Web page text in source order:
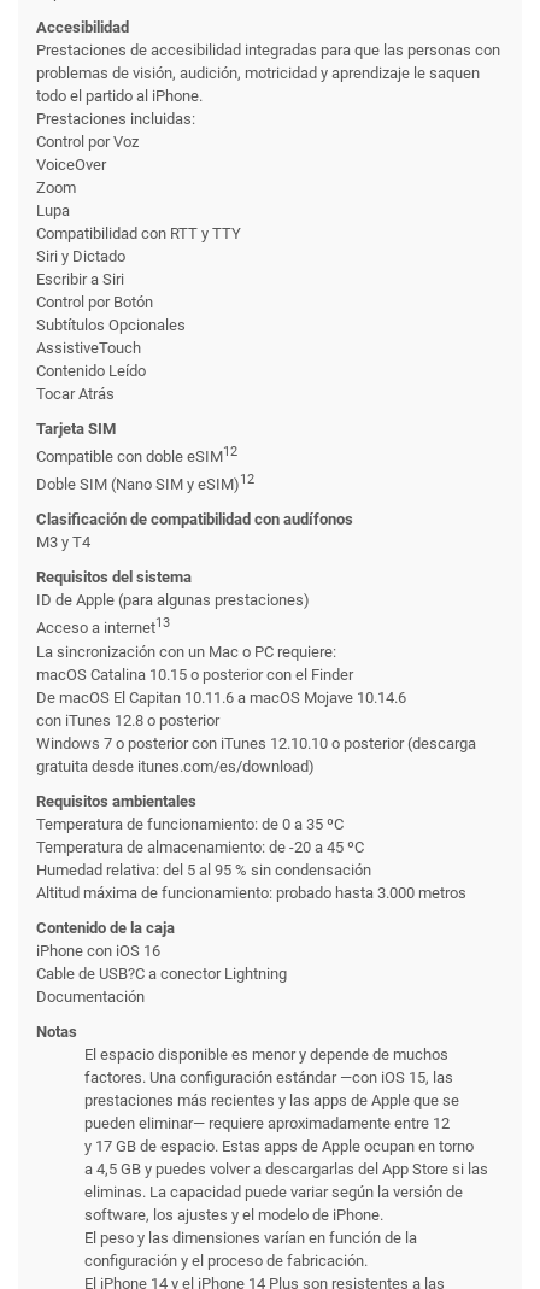
Accesibilidad
Prestaciones de accesibilidad integradas para que las personas con
problemas de visión, audición, motricidad y aprendizaje le saquen
todo el partido al iPhone.
Prestaciones incluidas:
Control por Voz
VoiceOver
Zoom
Lupa
Compatibilidad con RTT y TTY
Siri y Dictado
Escribir a Siri
Control por Botón
Subtítulos Opcionales
AssistiveTouch
Contenido Leído
Tocar Atrás
Tarjeta SIM
Compatible con doble eSIM12
Doble SIM (Nano SIM y eSIM)12
Clasificación de compati­bilidad con audífonos
M3 y T4
Requisitos del sistema
ID de Apple (para algunas prestaciones)
Acceso a internet13
La sincronización con un Mac o PC requiere:
macOS Catalina 10.15 o posterior con el Finder
De macOS El Capitan 10.11.6 a macOS Mojave 10.14.6
con iTunes 12.8 o posterior
Windows 7 o posterior con iTunes 12.10.10 o posterior (descarga
gratuita desde itunes.com/es/download)
Requisitos ambientales
Temperatura de funcionamiento: de 0 a 35 ºC
Temperatura de almacena­miento: de -20 a 45 ºC
Humedad relativa: del 5 al 95 % sin condensación
Altitud máxima de funcionamiento: probado hasta 3.000 metros
Contenido de la caja
iPhone con iOS 16
Cable de USB?C a conector Lightning
Documentación
Notas
El espacio disponible es menor y depende de muchos
factores. Una configuración estándar —con iOS 15, las
prestaciones más recientes y las apps de Apple que se
pueden eliminar— requiere aproximadamente entre 12
y 17 GB de espacio. Estas apps de Apple ocupan en torno
a 4,5 GB y puedes volver a descargarlas del App Store si las
eliminas. La capacidad puede variar según la versión de
software, los ajustes y el modelo de iPhone.
El peso y las dimensiones varían en función de la
configuración y el proceso de fabricación.
El iPhone 14 y el iPhone 14 Plus son resistentes a las